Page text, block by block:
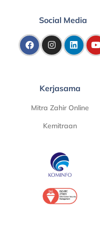
Social Media
Kerjasama
Mitra Zahir Online
Kemitraan